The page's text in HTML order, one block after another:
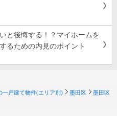
と後悔する！？マイホームを
るための内見のポイント
一戸建て物件(エリア別) 墨田区
墨田区